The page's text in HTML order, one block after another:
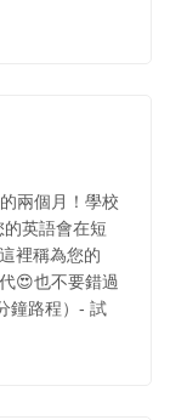
兩個月！學校
英語會在短
裡稱為您的
😍也不要錯過
鐘路程）- 試